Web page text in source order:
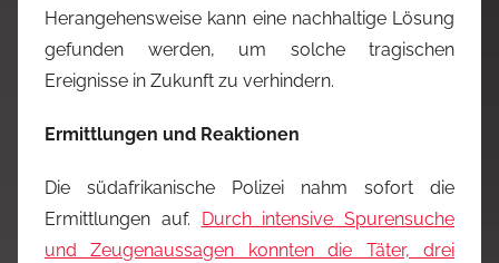
Herangehensweise kann eine nachhaltige Lösung
gefunden werden, um solche tragischen
Ereignisse in Zukunft zu verhindern.
Ermittlungen und Reaktionen
Die südafrikanische Polizei nahm sofort die
Ermittlungen auf.
Durch intensive Spurensuche
und Zeugenaussagen konnten die Täter, drei